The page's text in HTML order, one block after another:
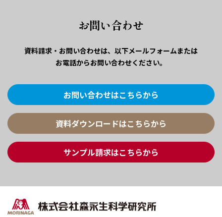
お問い合わせ
資料請求・お問い合わせは、 以下メールフォームまたは
お電話からお問い合わせください。
お問い合わせはこちらから
資料ダウンロードはこちらから
サンプル請求はこちらから